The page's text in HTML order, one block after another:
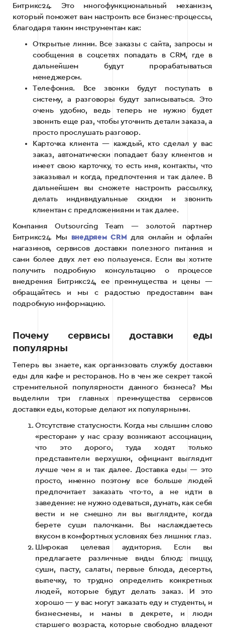
Битрикс24. Это многофункциональный механизм,
который поможет вам настроить все бизнес-процессы,
благодаря таким инструментам как:
Открытые линии. Все заказы с сайта, запросы и
сообщения в соцсетях попадать в CRM, где в
дальнейшем будут прорабатываться
менеджером.
Телефония. Все звонки будут поступать в
систему, а разговоры будут записываться. Это
очень удобно, ведь теперь не нужно будет
звонить еще раз, чтобы уточнить детали заказа, а
просто прослушать разговор.
Карточка клиента — каждый, кто сделал у вас
заказ, автоматически попадает базу клиентов и
имеет свою карточку, то есть имя, контакты, что
заказывал и когда, предпочтения и так далее. В
дальнейшем вы сможете настроить рассылку,
делать индивидуальные скидки и звонить
клиентам с предложениями и так далее.
Компания Outsourcing Team — золотой партнер
Битрикс24. Мы внедряем CRM для онлайн и офлайн
магазинов, сервисов доставки полезного питания и
сами более двух лет ею пользуемся. Если вы хотите
получить подробную консультацию о процессе
внедрения Битрикс24, ее преимущества и цены —
обращайтесь и мы с радостью предоставим вам
подробную информацию.
Почему сервисы доставки еды
популярны
Теперь вы знаете, как организовать службу доставки
еды для кафе и ресторанов. Но в чем же секрет такой
стремительной популярности данного бизнеса? Мы
выделили три главных преимущества сервисов
доставки еды, которые делают их популярными.
Отсутствие статусности. Когда мы слышим слово
«ресторан» у нас сразу возникают ассоциации,
что это дорого, туда ходят только
представители верхушки, официант выглядит
лучше чем я и так далее. Доставка еды — это
просто, именно поэтому все больше людей
предпочитает заказать что-то, а не идти в
заведение: не нужно одеваться, думать, как себя
вести и не смешно ли вы выглядите, когда
берете суши палочками. Вы наслаждаетесь
вкусом в комфортных условиях без лишних глаз.
Широкая целевая аудитория. Если вы
предлагаете различные виды блюд: пиццу,
суши, пасту, салаты, первые блюда, десерты,
выпечку, то трудно определить конкретных
людей, которые будут делать заказ. И это
хорошо — у вас могут заказать еду и студенты, и
бизнесмены, и мамы в декрете, и люди
старшего возраста, которые свободно владеют